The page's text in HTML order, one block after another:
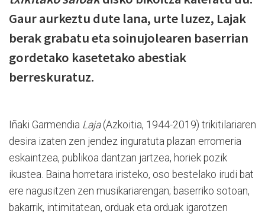
Gaur aurkeztu dute lana, urte luzez, Lajak
berak grabatu eta soinujolearen baserrian
gordetako kasetetako abestiak
berreskuratuz.
Iñaki Garmendia Laja(Azkoitia, 1944-2019) trikitilariaren
desira izaten zen jendez inguratuta plazan erromeria
eskaintzea, publikoa dantzan jartzea, horiek pozik
ikustea. Baina horretara iristeko, oso bestelako irudi bat
ere nagusitzen zen musikariarengan; baserriko sotoan,
bakarrik, intimitatean, orduak eta orduak igarotzen